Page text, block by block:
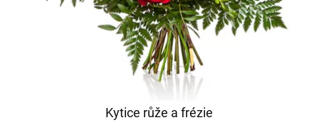
Kytice růže a frézie